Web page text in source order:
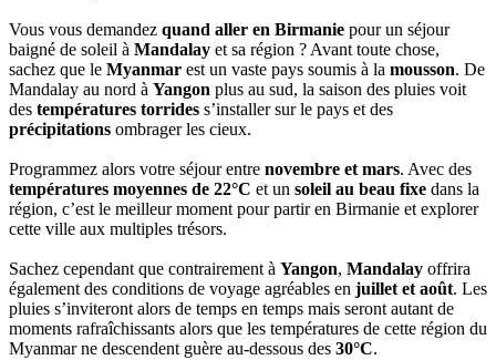
Vous vous demandez quand aller en Birmanie pour un séjour
baigné de soleil à Mandalay et sa région ? Avant toute chose,
sachez que le Myanmar est un vaste pays soumis à la mousson. De
Mandalay au nord à Yangon plus au sud, la saison des pluies voit
des températures torrides s’installer sur le pays et des
précipitations ombrager les cieux.
Programmez alors votre séjour entre novembre et mars. Avec des
températures moyennes de 22°C et un soleil au beau fixe dans la
région, c’est le meilleur moment pour partir en Birmanie et explorer
cette ville aux multiples trésors.
Sachez cependant que contrairement à Yangon, Mandalay offrira
également des conditions de voyage agréables en juillet et août. Les
pluies s’inviteront alors de temps en temps mais seront autant de
moments rafraîchissants alors que les températures de cette région du
Myanmar ne descendent guère au-dessous des 30°C.